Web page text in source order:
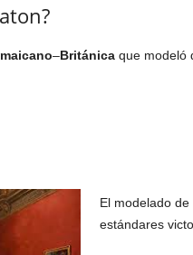
–Británicaque modeló
El modelado de
estándares